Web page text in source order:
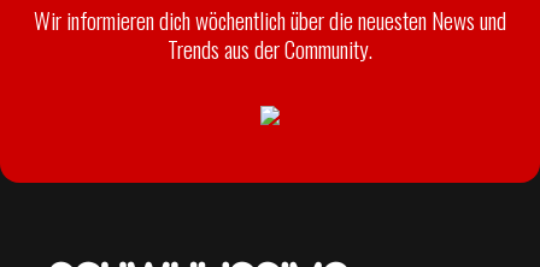
Wir informieren dich wöchentlich über die neuesten News und
Trends aus der Community.